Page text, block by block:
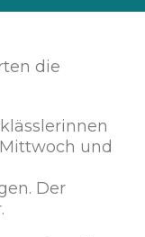
die
und
Der